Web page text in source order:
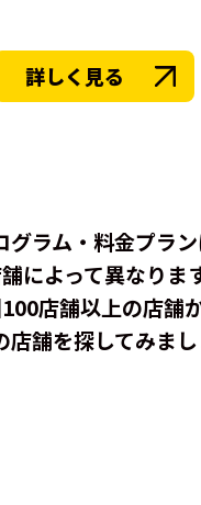
詳しく見る
グラム・料金プラ
によって異なります
店舗以上の店舗
店舗を探してみまし